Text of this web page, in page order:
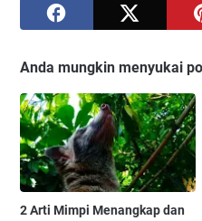
Anda mungkin menyukai
2 Arti Mimpi Menangkap dan